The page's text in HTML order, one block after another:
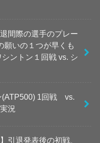
間際の選手のプレー
願いの１つが早くも
ントン１回戦 vs. シ
(ATP500) 1回戦 vs.
況
引退発表後の初戦、